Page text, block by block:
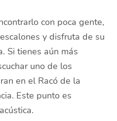
con poca gente,
y disfruta de su
Si tienes aún más
uno de los
en el Racó de la
Este punto es